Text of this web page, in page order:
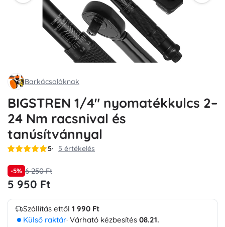
Barkácsolóknak
BIGSTREN 1/4" nyomatékkulcs 2–
24 Nm racsnival és
tanúsítvánnyal
5 5 értékelés
-5% 6 250 Ft
5 950 Ft
Szállítás ettől 1 990 Ft
Külső raktár· Várható kézbesítés 08.21.